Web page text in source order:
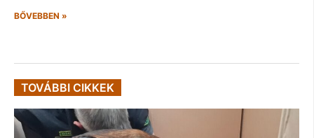
BŐVEBBEN »
TOVÁBBI CIKKEK